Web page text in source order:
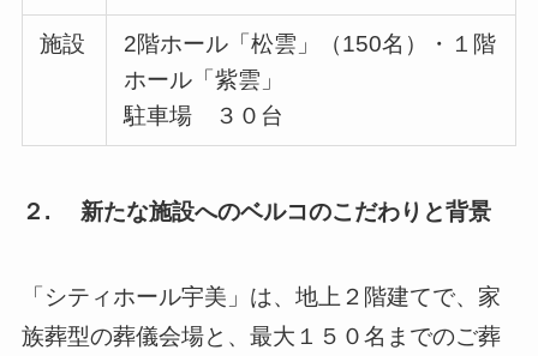
施設
2階ホール「松雲」（150名）・１階
ホール「紫雲」
駐車場 ３０台
２. 新たな施設へのベルコのこだわりと背景
「シティホール宇美」は、地上２階建てで、家
族葬型の葬儀会場と、最大１５０名までのご葬